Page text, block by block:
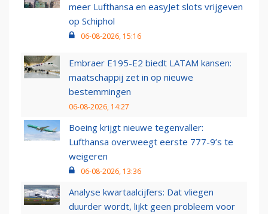
meer Lufthansa en easyJet slots vrijgeven
op Schiphol
06-08-2026, 15:16
Embraer E195-E2 biedt LATAM kansen:
maatschappij zet in op nieuwe
bestemmingen
06-08-2026, 14:27
Boeing krijgt nieuwe tegenvaller:
Lufthansa overweegt eerste 777-9’s te
weigeren
06-08-2026, 13:36
Analyse kwartaalcijfers: Dat vliegen
duurder wordt, lijkt geen probleem voor